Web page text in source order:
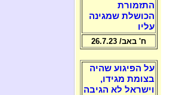
התזמורת
הכושלת שמגינה
עליו
ח' באב/ 26.7.23
על הפיגוע שהיה
בצומת מגידו,
וישראל לא הגיבה